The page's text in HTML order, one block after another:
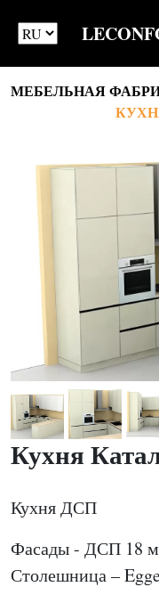
МЕБЕЛЬНАЯ
Кухня
Кухня ДСП
Фасады - ДСП 18
Столешница –